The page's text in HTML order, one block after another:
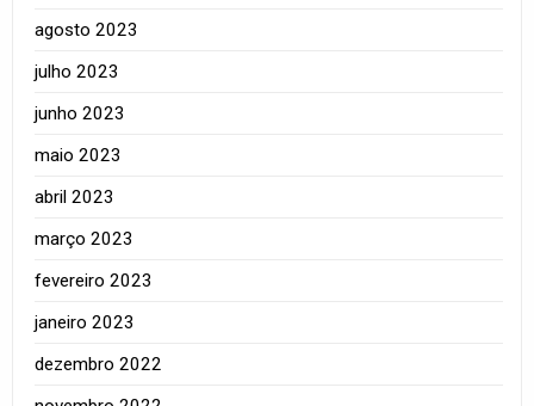
agosto 2023
julho 2023
junho 2023
maio 2023
abril 2023
março 2023
fevereiro 2023
janeiro 2023
dezembro 2022